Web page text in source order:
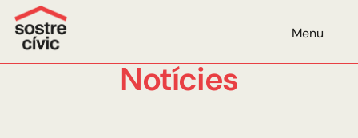
Menu
Notícies